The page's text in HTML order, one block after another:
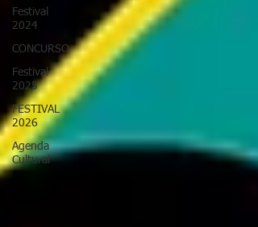
Festival
2024
CONCURSO
Festival
2025
FESTIVAL
2026
Agenda
Cultural